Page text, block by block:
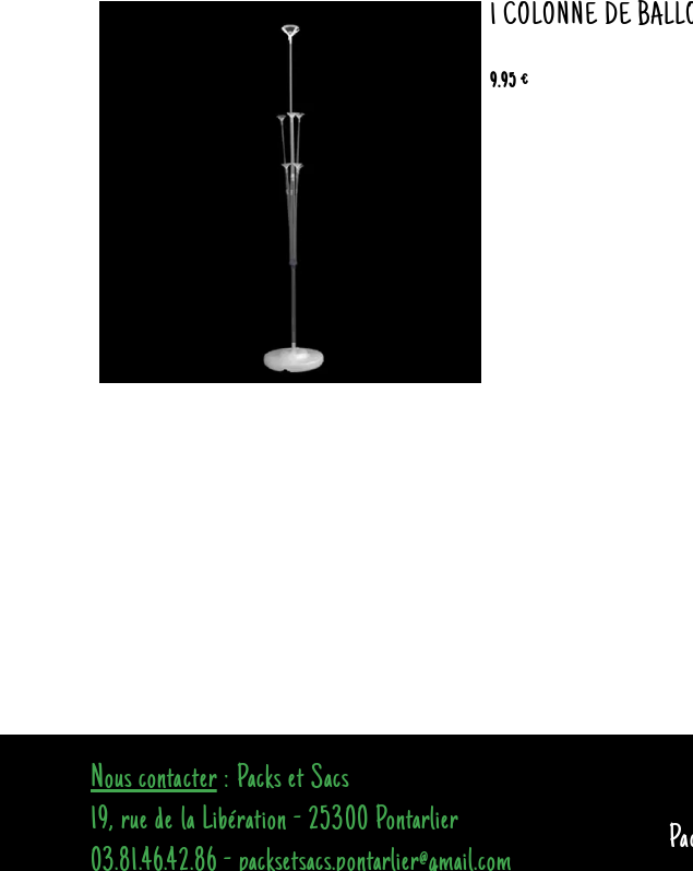
Nous contacter: Packs et Sacs
19, rue de la Libération - 25300 Pontarlier
03.81.46.42.86 - packsetsacs.pontarlier@gmail.com
1 COLONNE DE
9.95 €